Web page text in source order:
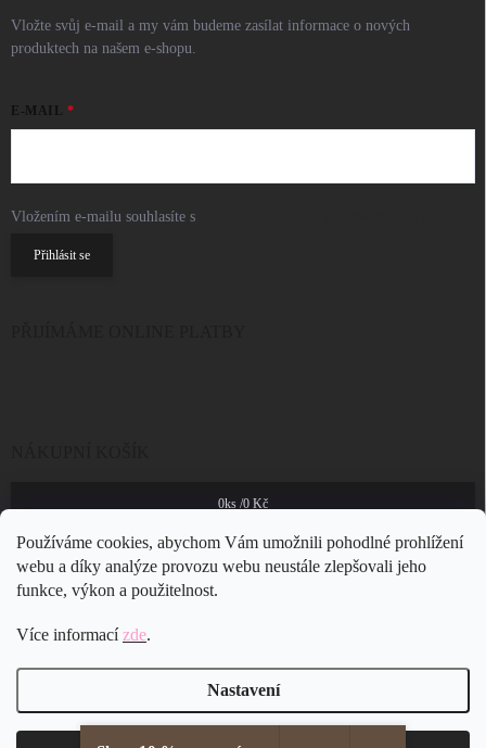
Používáme cookies, abychom Vám umožnili pohodlné prohlížení
webu a díky analýze provozu webu neustále zlepšovali jeho
funkce, výkon a použitelnost.
Více informacízde.
Nastavení
Vložte svůj e-mail a my vám budeme zasílat informace o nových
produktech na našem e-shopu.
E-MAIL
Vložením e-mailu souhlasíte s
Přihlásit se
0ks /0 Kč